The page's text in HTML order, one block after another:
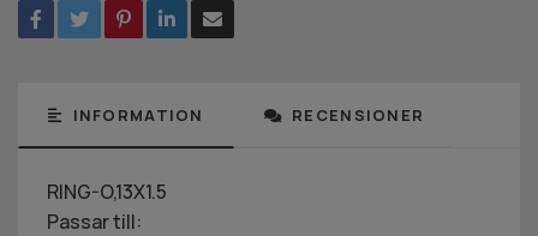
INFORMATION RECENSIONER
RING-O,13X1.5
Passar till: